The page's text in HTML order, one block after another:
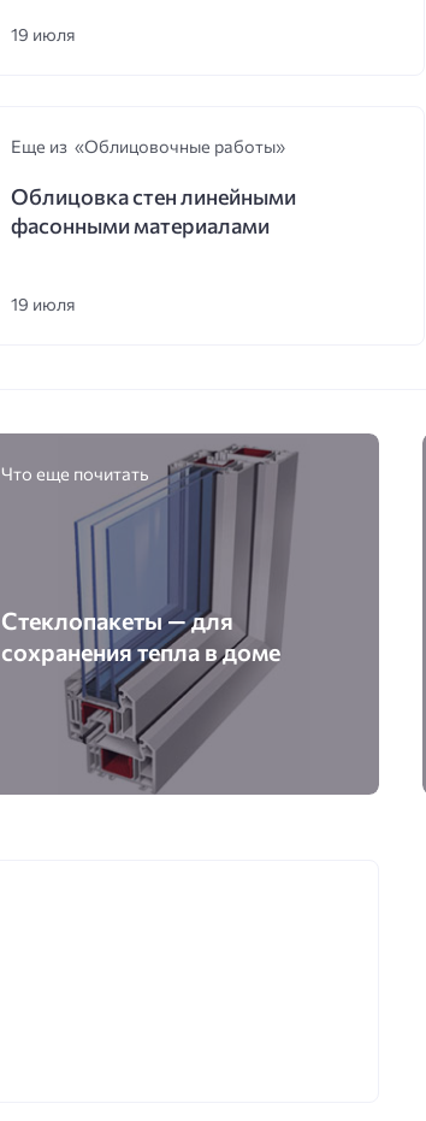
19 июля
Еще из «Облицовочные работы»
Облицовка стен линейными
фасонными материалами
19 июля
Что еще почитать
Стеклопакеты — для
сохранения тепла в доме